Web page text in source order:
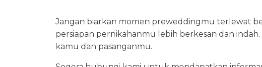
Jangan biarkan momen preweddingmu terlewat
persiapan pernikahanmu lebih berkesan dan
kamu dan pasanganmu.